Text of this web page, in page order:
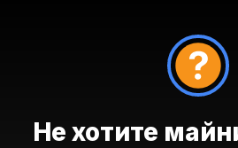
Не хотите